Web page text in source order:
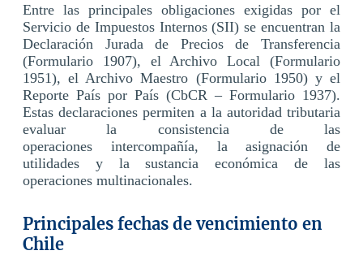
Entre las principales obligaciones exigidas por el
Servicio de Impuestos Internos (SII) se encuentran la
Declaración Jurada de Precios de Transferencia
(Formulario 1907), el Archivo Local (Formulario
1951), el Archivo Maestro (Formulario 1950) y el
Reporte País por País (CbCR – Formulario 1937).
Estas declaraciones permiten a la autoridad tributaria
evaluar la consistencia de las
operaciones intercompañía, la asignación de
utilidades y la sustancia económica de las
operaciones multinacionales.
Principales fechas de vencimiento en
Chile